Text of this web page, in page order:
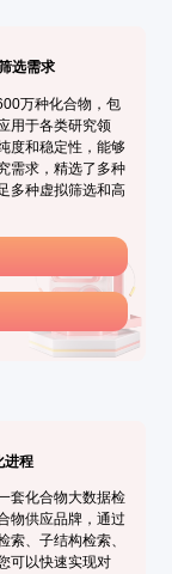
选需求
万种化合物，包
用于各类研究领
度和稳定性，能够
需求，精选了多种
多种虚拟筛选和高
进程
套化合物大数据检
物供应品牌，通过
索、子结构检索、
可以快速实现对